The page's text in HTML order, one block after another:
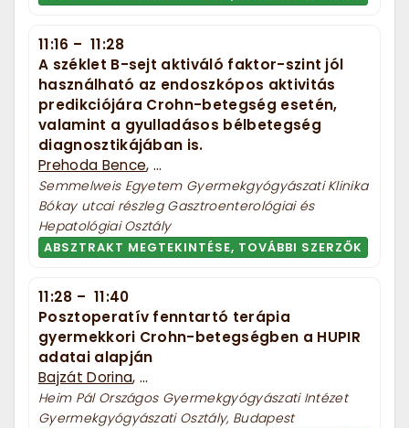
11:16 – 11:28
A széklet B-sejt aktiváló faktor-szint jól
használható az endoszkópos aktivitás
predikciójára Crohn-betegség esetén,
valamint a gyulladásos bélbetegség
diagnosztikájában is.
Prehoda Bence, ...
Semmelweis Egyetem Gyermekgyógyászati Klinika
Bókay utcai részleg Gasztroenterológiai és
Hepatológiai Osztály
ABSZTRAKT MEGTEKINTÉSE, TOVÁBBI SZERZŐK
11:28 – 11:40
Posztoperatív fenntartó terápia
gyermekkori Crohn-betegségben a HUPIR
adatai alapján
Bajzát Dorina, ...
Heim Pál Országos Gyermekgyógyászati Intézet
Gyermekgyógyászati Osztály, Budapest